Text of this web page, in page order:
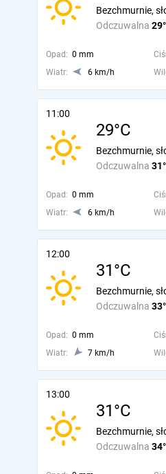
Odczuwalna
Bezchmurnie,
Opad: 0 mm
Wiatr:
6 km/h
11:00
29°C
Odczuwalna
Bezchmurnie,
Opad: 0 mm
Wiatr:
6 km/h
12:00
31°C
Odczuwalna
Bezchmurnie,
Opad: 0 mm
Wiatr:
7 km/h
13:00
31°C
Odczuwalna
Bezchmurnie,